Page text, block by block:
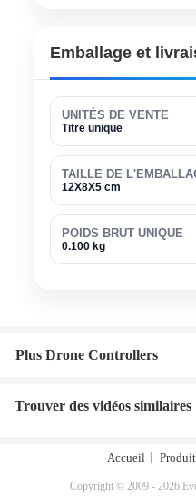
Emballage et
UNITÉS DE VENTE
Titre unique
TAILLE DE
12X8X5 cm
POIDS BRUT UNIQUE
0.100 kg
Plus Drone Controllers
Trouver des vidéos similaires
Accueil
Copyright © 2009 - 2026